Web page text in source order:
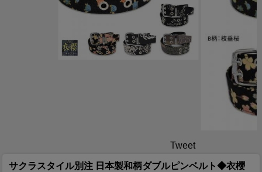
Tweet
サクラスタイル別注 日本製和柄ダブルピンベルト◆衣櫻